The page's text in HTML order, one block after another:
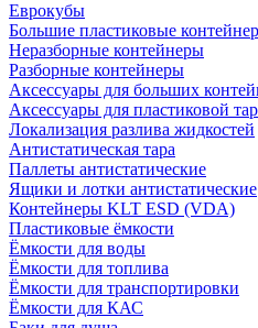
Еврокубы
Большие пластиковые
Неразборные контейнеры
Разборные контейнеры
Аксессуары для больших
Аксессуары для пластиковой
Локализация разлива жидкостей
Антистатическая тара
Паллеты антистатические
Ящики и лотки антистатические
Контейнеры KLT ESD (VDA)
Пластиковые ёмкости
Ёмкости для воды
Ёмкости для топлива
Ёмкости для транспортировки
Ёмкости для КАС